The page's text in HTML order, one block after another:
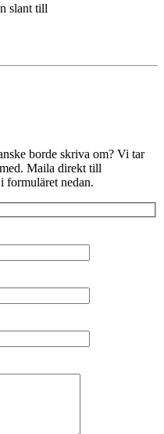
slant till
borde skriva om? Vi tar
Maila direkt till
formuläret nedan.